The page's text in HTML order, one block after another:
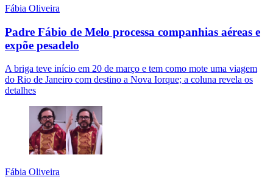
Fábia Oliveira
Padre Fábio de Melo processa companhias aéreas e
expõe pesadelo
A briga teve início em 20 de março e tem como mote uma viagem
do Rio de Janeiro com destino a Nova Iorque; a coluna revela os
detalhes
Fábia Oliveira